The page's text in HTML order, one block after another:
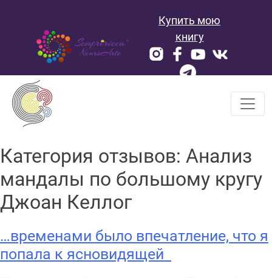
Купить мою
книгу
Категория отзывов: Анализ
мандалы по большому кругу
Джоан Келлог
…временами было впечатление, что я
попала к ясновидящей